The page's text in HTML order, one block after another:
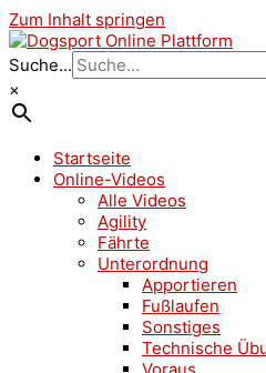
Zum Inhalt springen
Suche...
×
Startseite
Online-Videos
Alle Videos
Agility
Fährte
Unterordnung
Apportieren
Fußlaufen
Sonstiges
Technische